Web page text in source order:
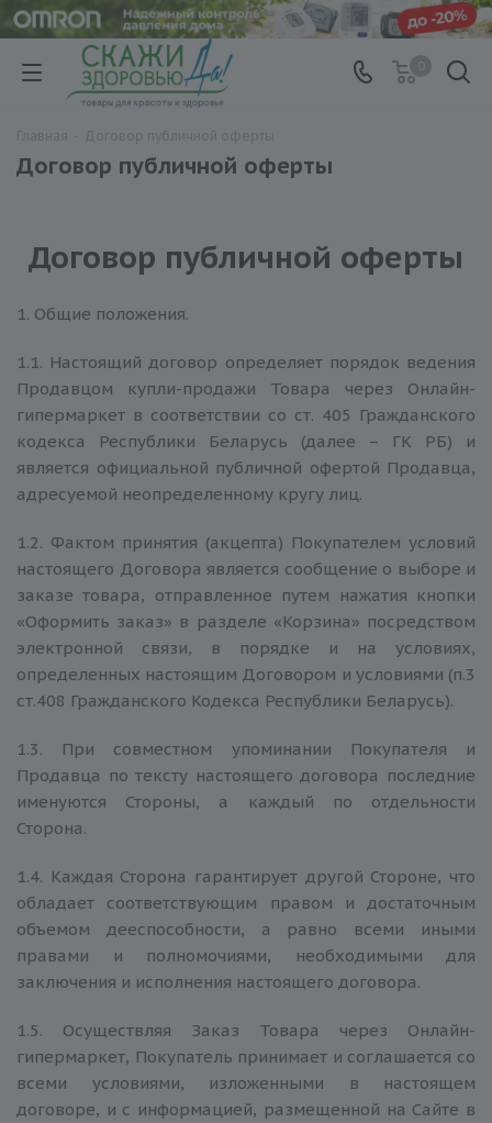
Договор публичной оферты
Договор публичной оферты
1. Общие положения.
1.1. Настоящий договор определяет порядок ведения
Продавцом купли-продажи Товара через Онлайн-
гипермаркет в соответствии со ст. 405 Гражданского
кодекса Республики Беларусь (далее – ГК РБ) и
является официальной публичной офертой Продавца,
адресуемой неопределенному кругу лиц.
1.2. Фактом принятия (акцепта) Покупателем условий
настоящего Договора является сообщение о выборе и
заказе товара, отправленное путем нажатия кнопки
«Оформить заказ» в разделе «Корзина» посредством
электронной связи, в порядке и на условиях,
определенных настоящим Договором и условиями (п.3
ст.408 Гражданского Кодекса Республики Беларусь).
1.3. При совместном упоминании Покупателя и
Продавца по тексту настоящего договора последние
именуются Стороны, а каждый по отдельности
Сторона.
1.4. Каждая Сторона гарантирует другой Стороне, что
обладает соответствующим правом и достаточным
объемом дееспособности, а равно всеми иными
правами и полномочиями, необходимыми для
заключения и исполнения настоящего договора.
1.5. Осуществляя Заказ Товара через Онлайн-
гипермаркет, Покупатель принимает и соглашается со
всеми условиями, изложенными в настоящем
договоре, и с информацией, размещенной на Сайте в